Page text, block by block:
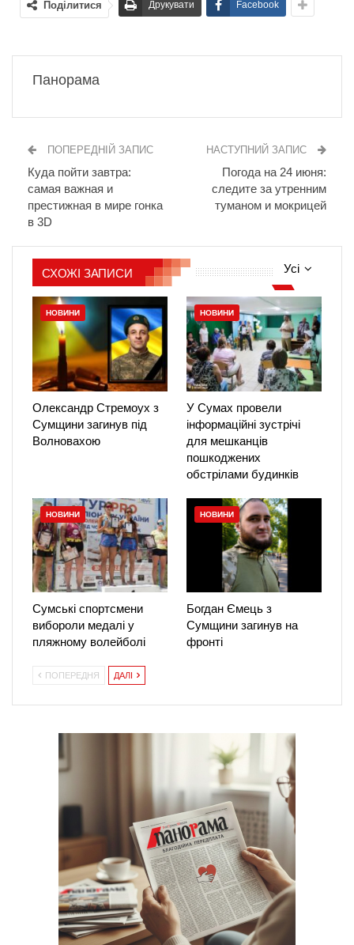
Поділитися Друкувати Facebook
Панорама
ПОПЕРЕДНІЙ ЗАПИС
Куда пойти завтра:
самая важная и
престижная в мире гонка
в 3D
НАСТУПНИЙ ЗАПИС
Погода на 24 июня:
следите за утренним
туманом и мокрицей
Усі
СХОЖІ ЗАПИСИ
НОВИНИ
Олександр Стремоух з
Сумщини загинув під
Волновахою
НОВИНИ
У Сумах провели
інформаційні зустрічі
для мешканців
пошкоджених
обстрілами будинків
НОВИНИ
Сумські спортсмени
вибороли медалі у
пляжному волейболі
НОВИНИ
Богдан Ємець з
Сумщини загинув на
фронті
ПОПЕРЕДНЯ ДАЛІ